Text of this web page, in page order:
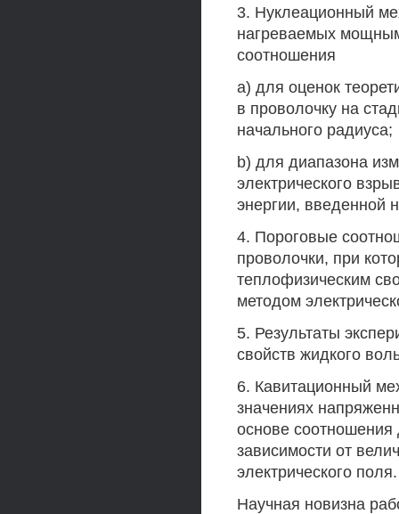
3. Нуклеационный
нагреваемых
соотношения
a) для оценок
в проволочку на
начального радиуса;
b) для диапазона
электрического
энергии, введенной
4. Пороговые
проволочки, при
теплофизическим
методом
5. Результаты
свойств жидкого
6. Кавитационный
значениях
основе
зависимости от
электрического поля.
Научная новизна